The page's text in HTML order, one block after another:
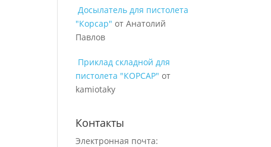
Досылатель для пистолета
"Корсар" от Анатолий
Павлов
Приклад складной для
пистолета "КОРСАР" от
kamiotaky
Контакты
Электронная почта: